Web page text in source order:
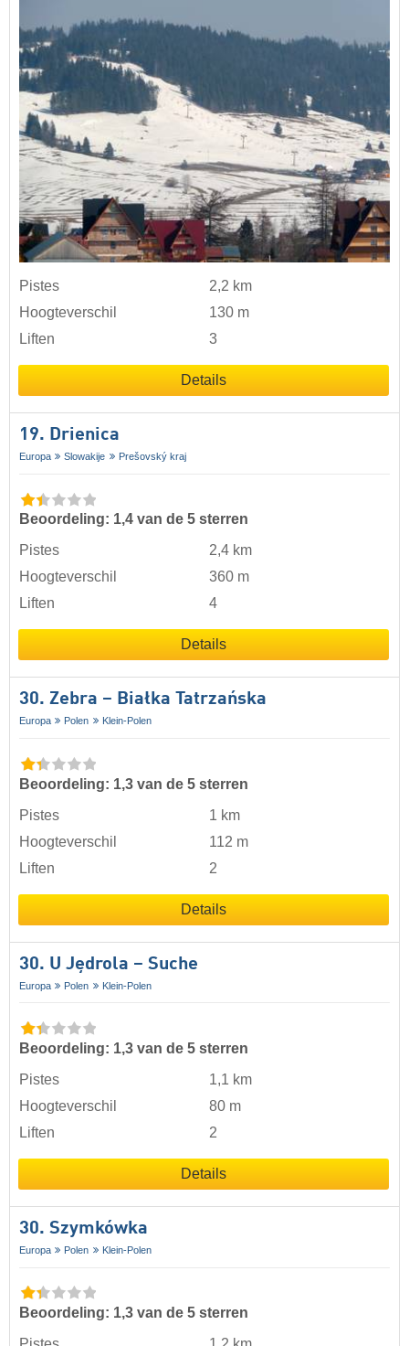
Pistes
2,2 km
Hoogteverschil
130 m
Liften
3
Details
19. Drienica
Europa Slowakije Prešovský kraj
Beoordeling: 1,4 van de 5 sterren
Pistes
2,4 km
Hoogteverschil
360 m
Liften
4
Details
30. Zebra – Białka Tatrzańska
Europa Polen Klein-Polen
Beoordeling: 1,3 van de 5 sterren
Pistes
1 km
Hoogteverschil
112 m
Liften
2
Details
30. U Jędrola – Suche
Europa Polen Klein-Polen
Beoordeling: 1,3 van de 5 sterren
Pistes
1,1 km
Hoogteverschil
80 m
Liften
2
Details
30. Szymkówka
Europa Polen Klein-Polen
Beoordeling: 1,3 van de 5 sterren